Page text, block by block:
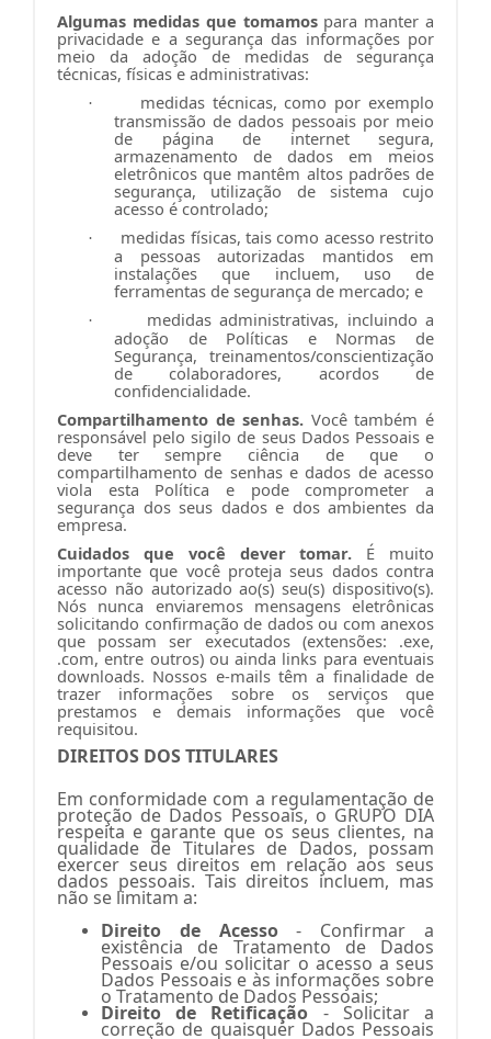
Algumas medidas que tomamospara manter a
privacidade e a segurança das informações por
meio da adoção de medidas de segurança
técnicas, físicas e administrativas:
·
medidas técnicas, como por exemplo
transmissão de dados pessoais por meio
de página de internet segura,
armazenamento de dados em meios
eletrônicos que mantêm altos padrões de
segurança, utilização de sistema cujo
acesso é controlado;
·
medidas físicas, tais como acesso restrito
a pessoas autorizadas mantidos em
instalações que incluem, uso de
ferramentas de segurança de mercado; e
·
medidas administrativas, incluindo a
adoção de Políticas e Normas de
Segurança, treinamentos/conscientização
de colaboradores, acordos de
confidencialidade.
Compartilhamento de senhas. Você também é
responsável pelo sigilo de seus Dados Pessoais e
deve ter sempre ciência de que o
compartilhamento de senhas e dados de acesso
viola esta Política e pode comprometer a
segurança dos seus dados e dos ambientes da
empresa.
Cuidados que você dever tomar. É muito
importante que você proteja seus dados contra
acesso não autorizado ao(s) seu(s) dispositivo(s).
Nós nunca enviaremos mensagens eletrônicas
solicitando confirmação de dados ou com anexos
que possam ser executados (extensões: .exe,
.com, entre outros) ou ainda links para eventuais
downloads. Nossos e-mails têm a finalidade de
trazer informações sobre os serviços que
prestamos e demais informações que você
requisitou.
DIREITOS DOS TITULARES
Em conformidade com a regulamentação de
proteção de Dados Pessoais, o GRUPO DIA
respeita e garante que os seus clientes, na
qualidade de Titulares de Dados, possam
exercer seus direitos em relação aos seus
dados pessoais. Tais direitos incluem, mas
não se limitam a:
Direito de Acesso- Confirmar a
existência de Tratamento de Dados
Pessoais e/ou solicitar o acesso a seus
Dados Pessoais e às informações sobre
o Tratamento de Dados Pessoais;
Direito de Retificação - Solicitar a
correção de quaisquer Dados Pessoais